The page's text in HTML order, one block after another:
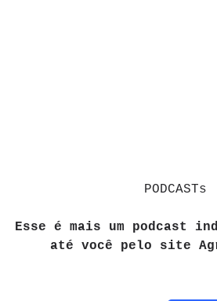
PODCASTs
Esse é mais um podcast
até você pelo site